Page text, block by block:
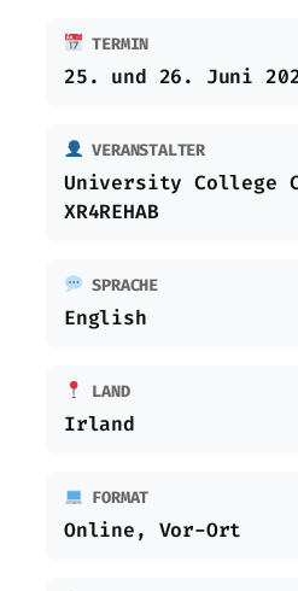
TERMIN
25. und 26. Juni
VERANSTALTER
University College
XR4REHAB
SPRACHE
English
LAND
Irland
FORMAT
Online, Vor-Ort